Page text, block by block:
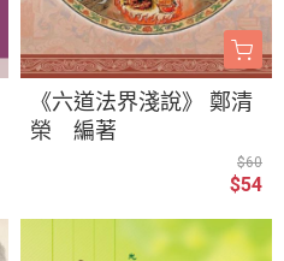
《六道法界淺說》 鄭清
榮 編著
$60
$54